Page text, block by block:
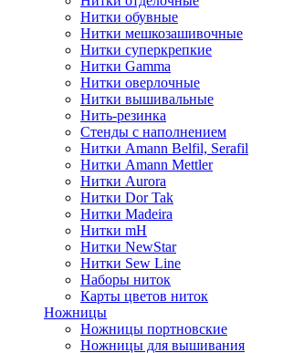
Нитки обувные
Нитки мешкозашивочные
Нитки суперкрепкие
Нитки Gamma
Нитки оверлочные
Нитки вышивальные
Нить-резинка
Стенды с наполнением
Нитки Amann Belfil, Serafil
Нитки Amann Mettler
Нитки Aurora
Нитки Dor Tak
Нитки Madeira
Нитки mH
Нитки NewStar
Нитки Sew Line
Наборы ниток
Карты цветов ниток
Ножницы
Ножницы портновские
Ножницы для вышивания